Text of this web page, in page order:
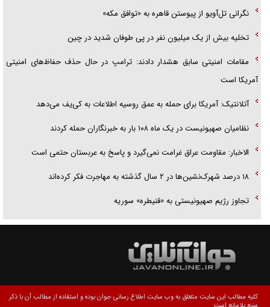
نگرانی تل‌آویو از پیوستن قاهره به «توافق مکه»
تخلیه بیش از یک میلیون نفر در پی طوفان شدید در چین
مقامات امنیتی سابق هشدار دادند: ترامپ در حال حذف حفاظ‌های امنیتی
آمریکا است
آتلانتیک: آمریکا برای حمله به عمق روسیه اطلاعات به کی‌یف می‌دهد
نظامیان صهیونیست در یک ماه ۱۰۸ بار به خبرنگاران حمله کردند
الاخبار: مقاومت عراق غرامت نمی‌گیرد و پاسخ به عربستان حتمی است
۱۸ درصد شهرک‌نشین‌ها در ۲ سال گذشته به مهاجرت فکر کرده‌اند
تجاوز رژیم صهیونیستی به «قنیطره» سوریه
کلیه مطالب این سایت متعلق به وب سایت اطلاع رسانی جوان بوده و استفاده از مطالب آن با ذکر